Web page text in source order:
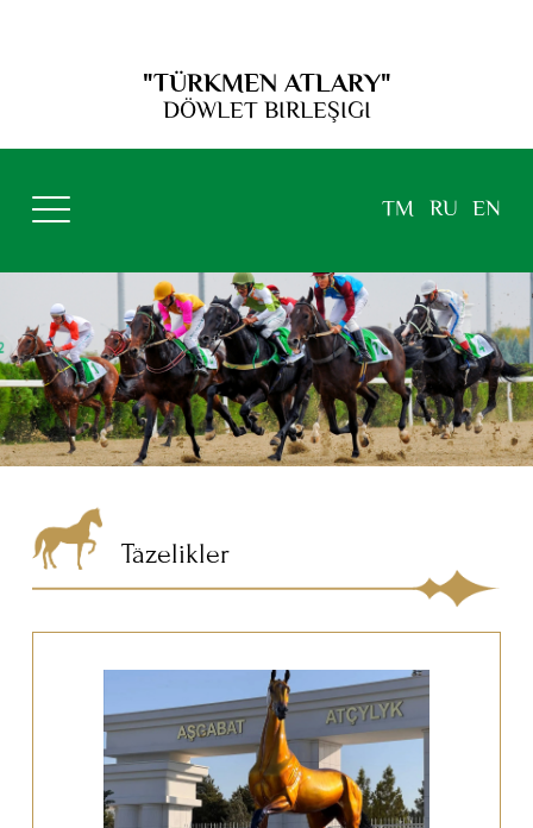
"TÜRKMEN ATLARY"
DÖWLET BIRLEŞIGI
TM RU EN
Täzelikler